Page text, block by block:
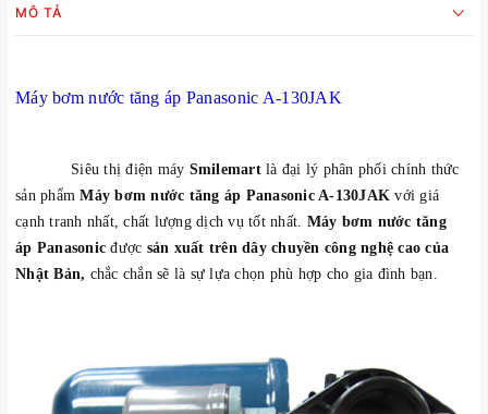
MÔ TẢ
Máy bơm nước tăng áp Panasonic A-130JAK
Siêu thị điện máy Smilemartlà đại lý phân phối chính thức
sản phẩmMáy bơm nước tăng áp Panasonic A-130JAK với giá
cạnh tranh nhất, chất lượng dịch vụ tốt nhất. Máy bơm nước tăng
áp Panasonic được sản xuất trên dây chuyền công nghệ cao của
Nhật Bản, chắc chắn sẽ là sự lựa chọn phù hợp cho gia đình bạn.